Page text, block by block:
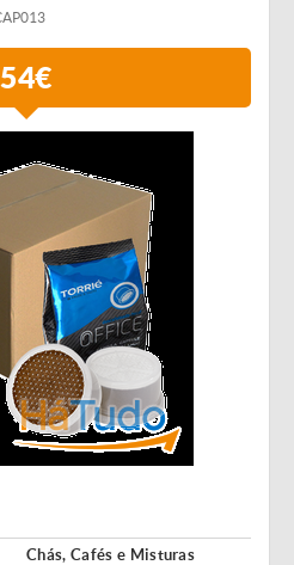
54€
Chás, Cafés e Misturas